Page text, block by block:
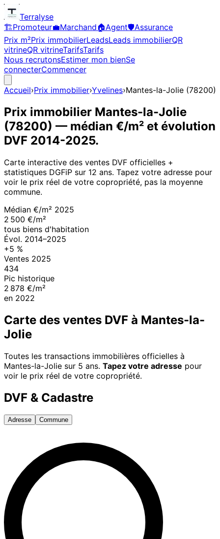
Terralyse
🏗️Promoteur💼Marchand🏠Agent🛡️Assurance
Prix m²Prix immobilierLeadsLeads immobilierQR
vitrineQR vitrineTarifsTarifs
Nous recrutonsEstimer mon bienSe
connecterCommencer
Accueil›Prix immobilier›Yvelines›Mantes-la-Jolie (78200)
Prix immobilier Mantes-la-Jolie
(78200) — médian €/m² et évolution
DVF 2014-2025.
Carte interactive des ventes DVF officielles +
statistiques DGFiP sur 12 ans. Tapez votre adresse pour
voir le prix réel de votre copropriété, pas la moyenne
commune.
Médian €/m² 2025
2 500 €/m²
tous biens d'habitation
Évol. 2014–2025
+5 %
Ventes 2025
434
Pic historique
2 878 €/m²
en 2022
Carte des ventes DVF à Mantes-la-
Jolie
Toutes les transactions immobilières officielles à
Mantes-la-Jolie sur 5 ans. Tapez votre adresse pour
voir le prix réel de votre copropriété.
DVF & Cadastre
Adresse Commune